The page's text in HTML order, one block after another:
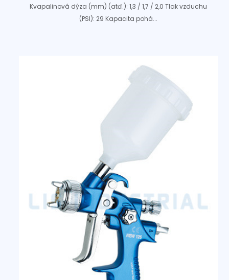
Kvapalinová dýza (mm) (atď.): 1,3 / 1,7 / 2,0 Tlak vzduchu
(PSI): 29 Kapacita pohá...